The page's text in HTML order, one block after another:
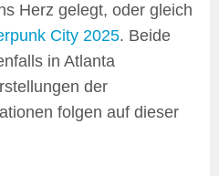
Herz gelegt, oder gleich
City 2025. Beide
in Atlanta
der
folgen auf dieser